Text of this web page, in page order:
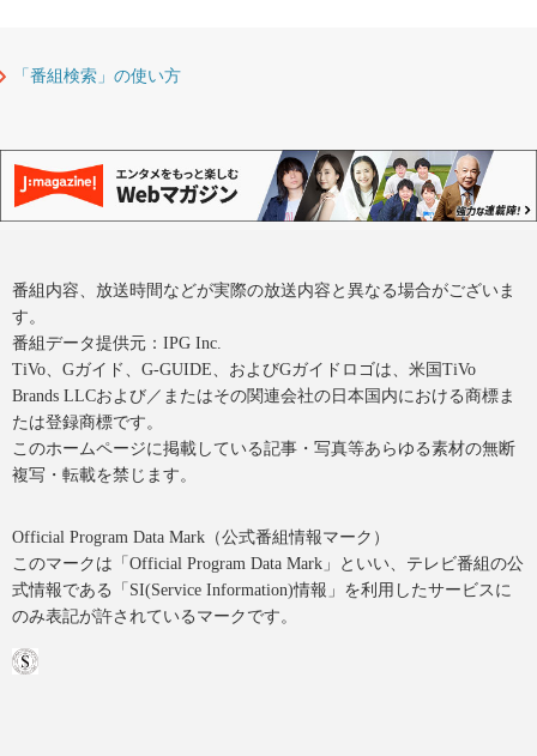
「番組検索」の使い方
番組内容、放送時間などが実際の放送内容と異なる場合がございま
す。
番組データ提供元：IPG Inc.
TiVo、Gガイド、G-GUIDE、およびGガイドロゴは、米国TiVo
Brands LLCおよび／またはその関連会社の日本国内における商標ま
たは登録商標です。
このホームページに掲載している記事・写真等あらゆる素材の無断
複写・転載を禁じます。
Official Program Data Mark（公式番組情報マーク）
このマークは「Official Program Data Mark」といい、テレビ番組の公
式情報である「SI(Service Information)情報」を利用したサービスに
のみ表記が許されているマークです。